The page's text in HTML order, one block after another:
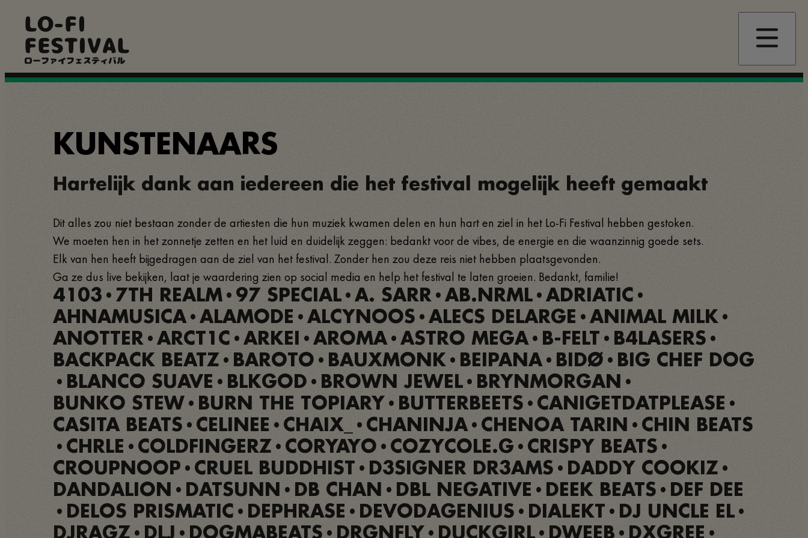
inhoud
gaan
LO-FI
FESTIVAL
ローファイフェスティバル
KUNSTENAARS
Hartelijk dank aan iedereen die het festival mogelijk heeft gemaakt
Dit alles zou niet bestaan zonder de artiesten die hun muziek kwamen delen en hun hart en ziel in het Lo-Fi Festival hebben gestoken.
We moeten hen in het zonnetje zetten en het luid en duidelijk zeggen: bedankt voor de vibes, de energie en die waanzinnig goede sets.
Elk van hen heeft bijgedragen aan de ziel van het festival. Zonder hen zou deze reis niet hebben plaatsgevonden.
Ga ze dus live bekijken, laat je waardering zien op social media en help het festival te laten groeien. Bedankt, familie!
4103 • 7TH REALM • 97 SPECIAL • A. SARR • AB.NRML • ADRIATIC •
AHNAMUSICA • ALAMODE • ALCYNOOS • ALECS DELARGE • ANIMAL MILK •
ANOTTER • ARCT1C • ARKEI • AROMA • ASTRO MEGA • B-FELT • B4LASERS •
BACKPACK BEATZ • BAROTO • BAUXMONK • BEIPANA • BIDØ • BIG CHEF DOG
• BLANCO SUAVE • BLKGOD • BROWN JEWEL • BRYNMORGAN •
BUNKO STEW • BURN THE TOPIARY • BUTTERBEETS • CANIGETDATPLEASE •
CASITA BEATS • CELINEE • CHAIX_ • CHANINJA • CHENOA TARIN • CHIN BEATS
• CHRLE • COLDFINGERZ • CORYAYO • COZYCOLE.G • CRISPY BEATS •
CROUPNOOP • CRUEL BUDDHIST • D3SIGNER DR3AMS • DADDY COOKIZ •
DANDALION • DATSUNN • DB CHAN • DBL NEGATIVE • DEEK BEATS • DEF DEE
• DELOS PRISMATIC • DEPHRASE • DEVODAGENIUS • DIALEKT • DJ UNCLE EL •
DJRAGZ • DLJ • DOGMABEATS • DRGNFLY • DUCKGIRL • DWEEB • DXGREE •